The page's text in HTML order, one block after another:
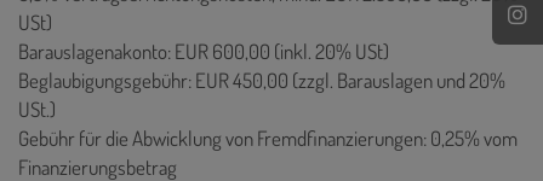
USt)
Barauslagenakonto: EUR 600,00 (inkl. 20% USt)
Beglaubigungsgebühr: EUR 450,00 (zzgl. Barauslagen und 20%
USt.)
Gebühr für die Abwicklung von Fremdfinanzierungen: 0,25% vom
Finanzierungsbetrag